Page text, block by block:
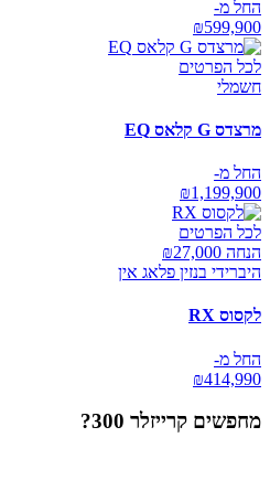
החל מ-
₪599,900
לכל הפרטים
חשמלי
מרצדס G קלאס EQ
החל מ-
₪1,199,900
לכל הפרטים
הנחה ₪ 27,000
היברידי בנזין פלאג אין
לקסוס RX
החל מ-
₪414,990
מחפשים קרייזלר 300 ?